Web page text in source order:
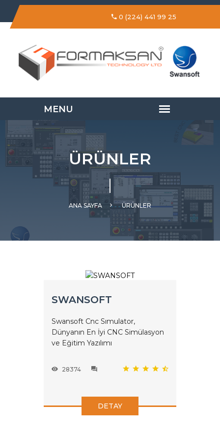
0 (224) 441 99 25
ÜRÜNLER
ANA SAYFA ÜRÜNLER
SWANSOFT
Swansoft Cnc Sımulator,
Dünyanın En İyi CNC Simülasyon
ve Eğitim Yazılımı
28374
DETAY